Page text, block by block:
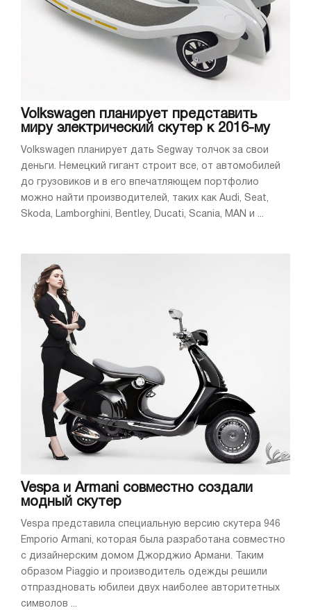
Volkswagen планирует представить
миру электрический скутер к 2016-му
Volkswagen планирует дать Segway толчок за свои
деньги. Немецкий гигант строит все, от автомобилей
до грузовиков и в его впечатляющем портфолио
можно найти производителей, таких как Audi, Seat,
Skoda, Lamborghini, Bentley, Ducati, Scania, MAN и ...
Vespa и Armani совместно создали
модный скутер
Vespa представила специальную версию скутера 946
Emporio Armani, которая была разработана совместно
с дизайнерским домом Джорджио Армани. Таким
образом Piaggio и производитель одежды решили
отпраздновать юбилеи двух наиболее авторитетных
символов ...